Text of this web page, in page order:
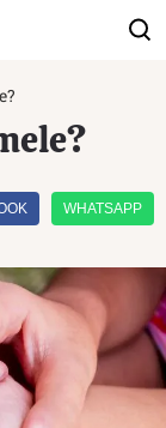
WHATSAPP